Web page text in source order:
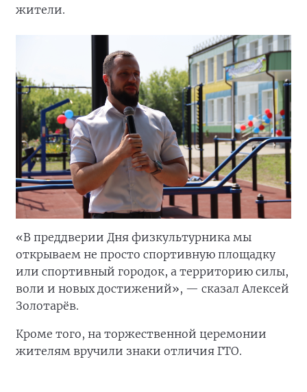
жители.
«В преддверии Дня физкультурника мы
открываем не просто спортивную площадку
или спортивный городок, а территорию силы,
воли и новых достижений», — сказал Алексей
Золотарёв.
Кроме того, на торжественной церемонии
жителям вручили знаки отличия ГТО.